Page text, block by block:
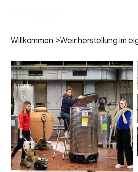
Willkommen >Weinherstellung im